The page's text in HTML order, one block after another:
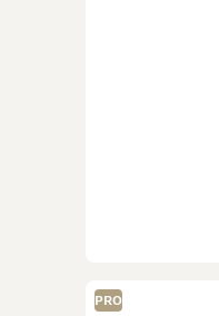
PRO